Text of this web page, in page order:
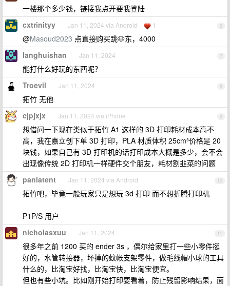
一楼那个多少钱，链接我点开要我登陆
6
cxtrinityy Jan 11, 2024 via Android 1
@Masoud2023 点直接购买跳🐶东，4000
7
langhuishan Jan 11, 2024
能打什么好玩的东西呢？
8
Troevil Jan 11, 2024
拓竹 无他
9
cjpjxjx Jan 11, 2024 via iPhone
想借问一下现在类似于拓竹 A1 这样的 3D 打印耗材成本高不
高，我在嘉立创下单 3D 打印，PLA 材质体积 25cm³价格是 20
块钱，如果自己有 3D 打印机的话打印成本大概是多少，会不会
出现像传统 2D 打印机一样硬件交个朋友，耗材割韭菜的问题
10
panlatent Jan 11, 2024 via Android
拓竹吧，毕竟一般玩家只是想玩 3d 打印 而不想折腾打印机
P1P/S 用户
11
nicholasxuu Jan 11, 2024
很多年之前 1200 买的 ender 3s ，偶尔给家里打一些小零件挺
好的，水管转接器，坏掉的蚊帐支架零件，做毛线帽小球的工具
什么的，比淘宝好找，比淘宝快，比淘宝便宜。
但也有些小坑。比如刚开始打印要看着，防止残留影响结果，面